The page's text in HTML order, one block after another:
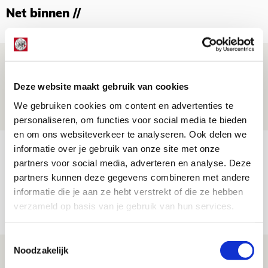
Deze website maakt gebruik van cookies
We gebruiken cookies om content en advertenties te
personaliseren, om functies voor social media te bieden
en om ons websiteverkeer te analyseren. Ook delen we
informatie over je gebruik van onze site met onze
partners voor social media, adverteren en analyse. Deze
partners kunnen deze gegevens combineren met andere
informatie die je aan ze hebt verstrekt of die ze hebben
verzameld op basis van je gebruik van hun services.
Noodzakelijk
Net binnen //
Ter Stegen over uitdagingen en
leidersrol bij Ajax
NIEUWS
Míchels elf: zie jij al rol voor
aanwinsten in thuisduel met
Shelbourne?
05 AUGUSTUS 2026 - 15:35
Laatste Kaarten Actie Ajax - sc